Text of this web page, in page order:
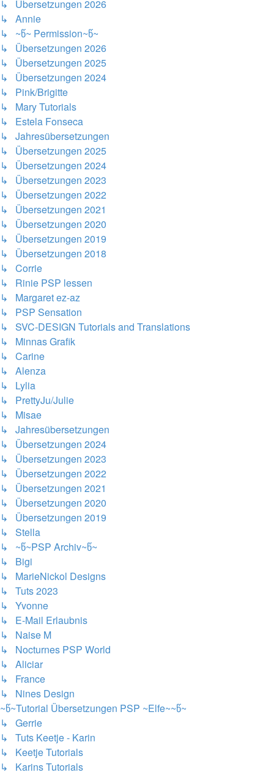
↳ Übersetzungen 2026
↳ Annie
↳ ~წ~ Permission~წ~
↳ Übersetzungen 2026
↳ Übersetzungen 2025
↳ Übersetzungen 2024
↳ Pink/Brigitte
↳ Mary Tutorials
↳ Estela Fonseca
↳ Jahresübersetzungen
↳ Übersetzungen 2025
↳ Übersetzungen 2024
↳ Übersetzungen 2023
↳ Übersetzungen 2022
↳ Übersetzungen 2021
↳ Übersetzungen 2020
↳ Übersetzungen 2019
↳ Übersetzungen 2018
↳ Corrie
↳ Rinie PSP lessen
↳ Margaret ez-az
↳ PSP Sensation
↳ SVC-DESIGN Tutorials and Translations
↳ Minnas Grafik
↳ Carine
↳ Alenza
↳ Lylia
↳ PrettyJu/Julie
↳ Misae
↳ Jahresübersetzungen
↳ Übersetzungen 2024
↳ Übersetzungen 2023
↳ Übersetzungen 2022
↳ Übersetzungen 2021
↳ Übersetzungen 2020
↳ Übersetzungen 2019
↳ Stella
↳ ~წ~PSP Archiv~წ~
↳ Bigi
↳ MarieNickol Designs
↳ Tuts 2023
↳ Yvonne
↳ E-Mail Erlaubnis
↳ Naise M
↳ Nocturnes PSP World
↳ Aliciar
↳ France
↳ Nines Design
~წ~Tutorial Übersetzungen PSP ~Elfe~~წ~
↳ Gerrie
↳ Tuts Keetje - Karin
↳ Keetje Tutorials
↳ Karins Tutorials